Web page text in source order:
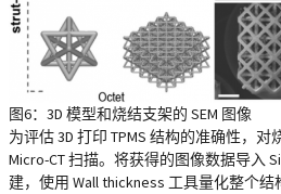
图6：3D 模型和烧结支架的 SEM 图像
为评估 3D 打印 TPMS 结构的准确性，
Micro-CT 扫描。将获得的图像数据导入
建，使用 Wall thickness 工具量化整个